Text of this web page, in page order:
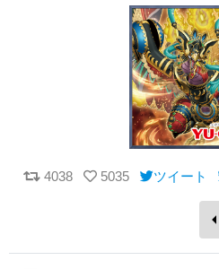
4038 5035 ツイート